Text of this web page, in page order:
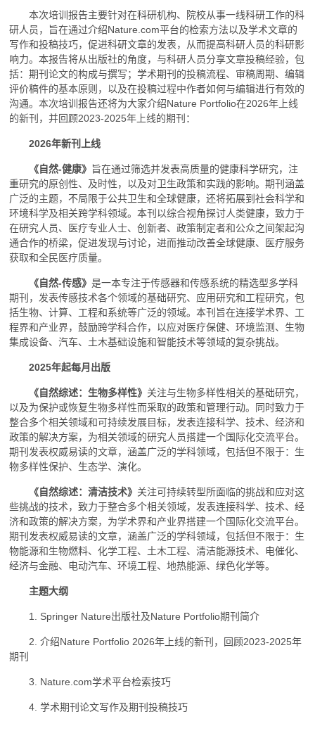
本次培训报告主要针对在科研机构、院校从事一线科研工作的科
研人员，旨在通过介绍Nature.com平台的检索方法以及学术文章的
写作和投稿技巧，促进科研文章的发表，从而提高科研人员的科研影
响力。本报告将从出版社的角度，与科研人员分享文章投稿经验，包
括：期刊论文的构成与撰写；学术期刊的投稿流程、审稿周期、编辑
评价稿件的基本原则，以及在投稿过程中作者如何与编辑进行有效的
沟通。本次培训报告还将为大家介绍Nature Portfolio在2026年上线
的新刊，并回顾2023-2025年上线的期刊：
2026年新刊上线
《自然-健康》 旨在通过筛选并发表高质量的健康科学研究，注
重研究的原创性、及时性，以及对卫生政策和实践的影响。期刊涵盖
广泛的主题，不局限于公共卫生和全球健康，还将拓展到社会科学和
环境科学及相关跨学科领域。本刊以综合视角探讨人类健康，致力于
在研究人员、医疗专业人士、创新者、政策制定者和公众之间架起沟
通合作的桥梁，促进发现与讨论，进而推动改善全球健康、医疗服务
获取和全民医疗质量。
《自然-传感》是一本专注于传感器和传感系统的精选型多学科
期刊，发表传感技术各个领域的基础研究、应用研究和工程研究，包
括生物、计算、工程和系统等广泛的领域。本刊旨在连接学术界、工
程界和产业界，鼓励跨学科合作，以应对医疗保健、环境监测、生物
集成设备、汽车、土木基础设施和智能技术等领域的复杂挑战。
2025年起每月出版
《自然综述：生物多样性》 关注与生物多样性相关的基础研究，
以及为保护或恢复生物多样性而采取的政策和管理行动。同时致力于
整合多个相关领域和可持续发展目标，发表连接科学、技术、经济和
政策的解决方案，为相关领域的研究人员搭建一个国际化交流平台。
期刊发表权威易读的文章，涵盖广泛的学科领域，包括但不限于：生
物多样性保护、生态学、演化。
《自然综述：清洁技术》 关注可持续转型所面临的挑战和应对这
些挑战的技术，致力于整合多个相关领域，发表连接科学、技术、经
济和政策的解决方案，为学术界和产业界搭建一个国际化交流平台。
期刊发表权威易读的文章，涵盖广泛的学科领域，包括但不限于：生
物能源和生物燃料、化学工程、土木工程、清洁能源技术、电催化、
经济与金融、电动汽车、环境工程、地热能源、绿色化学等。
主题大纲
1. Springer Nature出版社及Nature Portfolio期刊简介
2. 介绍Nature Portfolio 2026年上线的新刊，回顾2023-2025年
期刊
3. Nature.com学术平台检索技巧
4. 学术期刊论文写作及期刊投稿技巧